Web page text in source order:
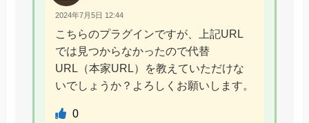
2024年7月5日 12:44
こちらのプラグインですが、上記URL
では見つからなかったので代替
URL（本家URL）を教えていただけな
いでしょうか？よろしくお願いします。
0